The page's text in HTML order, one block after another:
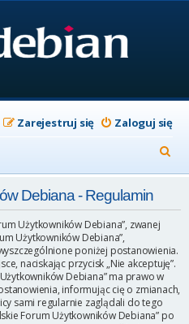
Zaloguj się
Zarejestruj się
z
j
Debiana - Regulamin
Użytkowników Debiana”, zwanej
Użytkowników Debiana”,
poniżej postanowienia.
naciskając przycisk „Nie akceptuję”.
Debiana” ma prawo w
informując cię o zmianach,
sami regularnie zaglądali do tego
Forum Użytkowników Debiana” po